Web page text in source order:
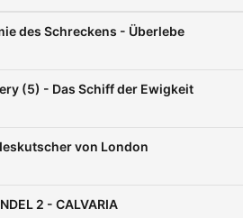
des Schreckens - Überlebe
(5) - Das Schiff der Ewigkeit
von London
2 - CALVARIA